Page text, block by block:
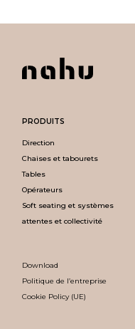
PRODUITS
Direction
Chaises et tabourets
Tables
Opérateurs
Soft seating et systèmes
attentes et collectivité
Download
Politique de l’entreprise
Cookie Policy (UE)